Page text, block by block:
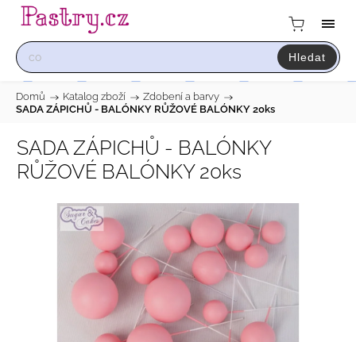
Hledat
Domů / Katalog zboží / Zdobení a barvy /
SADA ZÁPICHŮ - BALÓNKY RŮŽOVÉ BALÓNKY 20ks
SADA ZÁPICHŮ - BALÓNKY
RŮŽOVÉ BALÓNKY 20ks